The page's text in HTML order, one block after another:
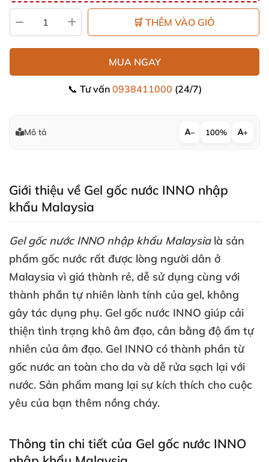
🛒 THÊM VÀO GIỎ
MUA NGAY
📞 Tư vấn 0938411000 (24/7)
Mô tả − 100% +
Giới thiệu về Gel gốc nước INNO nhập
khẩu Malaysia
Gel gốc nước INNO nhập khẩu Malaysia là sản
phẩm gốc nước rất được lòng người dân ở
Malaysia vì giá thành rẻ, dễ sử dụng cùng với
thành phần tự nhiên lành tính của gel, không
gây tác dụng phụ. Gel gốc nước INNO giúp cải
thiện tình trạng khô âm đạo, cân bằng độ ẩm tự
nhiên của âm đạo. Gel INNO có thành phần từ
gốc nước an toàn cho da và dễ rửa sạch lại với
nước. Sản phẩm mang lại sự kích thích cho cuộc
yêu của bạn thêm nồng cháy.
Thông tin chi tiết của Gel gốc nước INNO